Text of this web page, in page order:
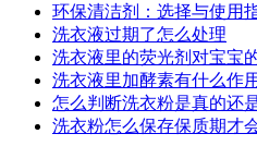
环保清洁剂：选择与使用
洗衣液过期了怎么处理
洗衣液里的荧光剂对宝宝
洗衣液里加酵素有什么作用
怎么判断洗衣粉是真的还
洗衣粉怎么保存保质期才